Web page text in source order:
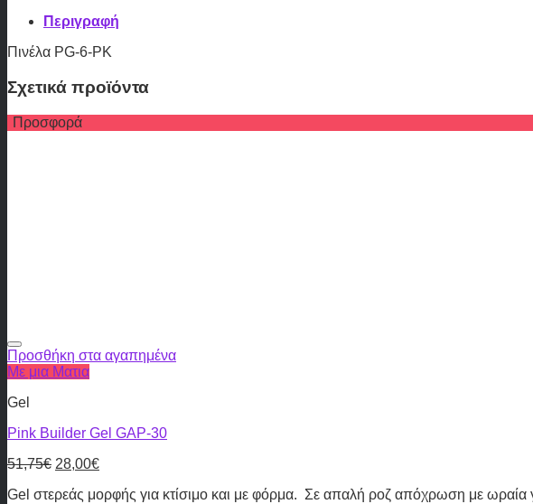
Περιγραφή
Πινέλα PG-6-PK
Σχετικά προϊόντα
Προσφορά
Προσθήκη στα αγαπημένα
Με μια Ματια
Gel
Pink Builder Gel GAP-30
51,75€ 28,00€
Gel στερεάς μορφής για κτίσιμο και με φόρμα. Σε απαλή ροζ απόχρωση με ωραία